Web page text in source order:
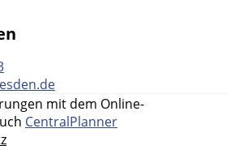
mit dem Online-
CentralPlanner